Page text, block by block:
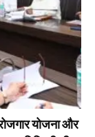
योजना और